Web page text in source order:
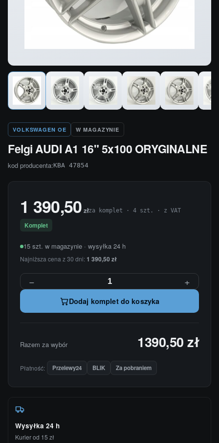
VOLKSWAGEN OE W MAGAZYNIE
Felgi AUDI A1 16" 5x100 ORYGINALNE
kod producenta:KBA 47854
1 390,50 złza komplet · 4 szt. · z VAT
Komplet
15 szt. w magazynie · wysyłka 24 h
Najniższa cena z 30 dni:1 390,50 zł
− +
Dodaj komplet do koszyka
Razem za wybór 1390,50 zł
Płatność: Przelewy24 BLIK Za pobraniem
Wysyłka 24 h
Kurier od 15 zł